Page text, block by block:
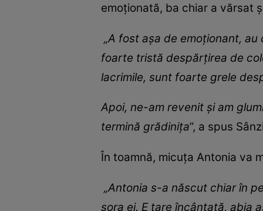
emoționată, ba chiar a vărsat
„A fost așa de emoționant,
foarte tristă despărțirea de
lacrimile, sunt foarte grele
Apoi, ne-am revenit și am
termină grădinița”, a spus
În toamnă, micuța Antonia va
„Antonia s-a născut chiar în
sora ei. E tare încântată, abia